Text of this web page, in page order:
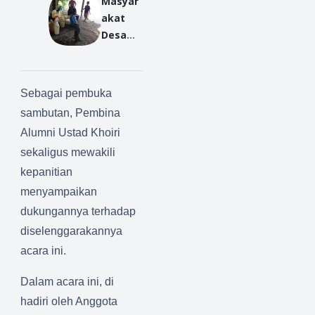
Padang
Tikar
angan
PETASA
N di
Mujahiri
n
akat
Desa
Bayur
Terenta
Butuh
Air
Bersih
Sebagai pembuka
sambutan, Pembina
Alumni Ustad Khoiri
sekaligus mewakili
kepanitian
menyampaikan
dukungannya terhadap
diselenggarakannya
acara ini.
Dalam acara ini, di
hadiri oleh Anggota